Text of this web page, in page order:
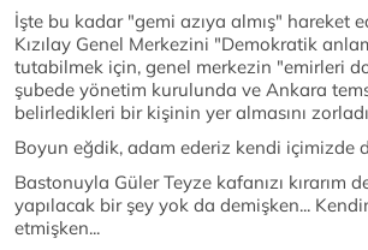
İşte bu kadar "gemi azıya almış" hareket
Kızılay Genel Merkezini "Demokratik
tutabilmek için, genel merkezin "emirleri
şubede yönetim kurulunda ve Ankara
belirledikleri bir kişinin yer almasını
Boyun eğdik, adam ederiz kendi içimizde
Bastonuyla Güler Teyze kafanızı kırarım
yapılacak bir şey yok da demişken...
etmişken...